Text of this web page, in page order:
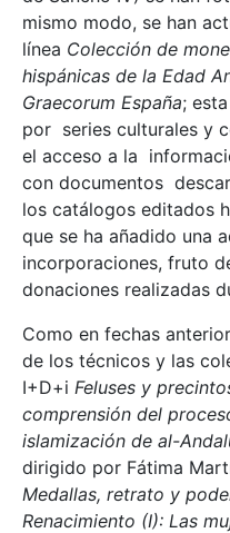
mismo modo, se han
línea Colección de
hispánicas de la Edad
Graecorum España;
por series culturales y
el acceso a la
con documentos
los catálogos editados
que se ha añadido una
incorporaciones, fruto
donaciones realizadas
Como en fechas
de los técnicos y las
I+D+i Feluses y
comprensión del
islamización de al-
dirigido por Fátima
Medallas, retrato y
Renacimiento (I): Las